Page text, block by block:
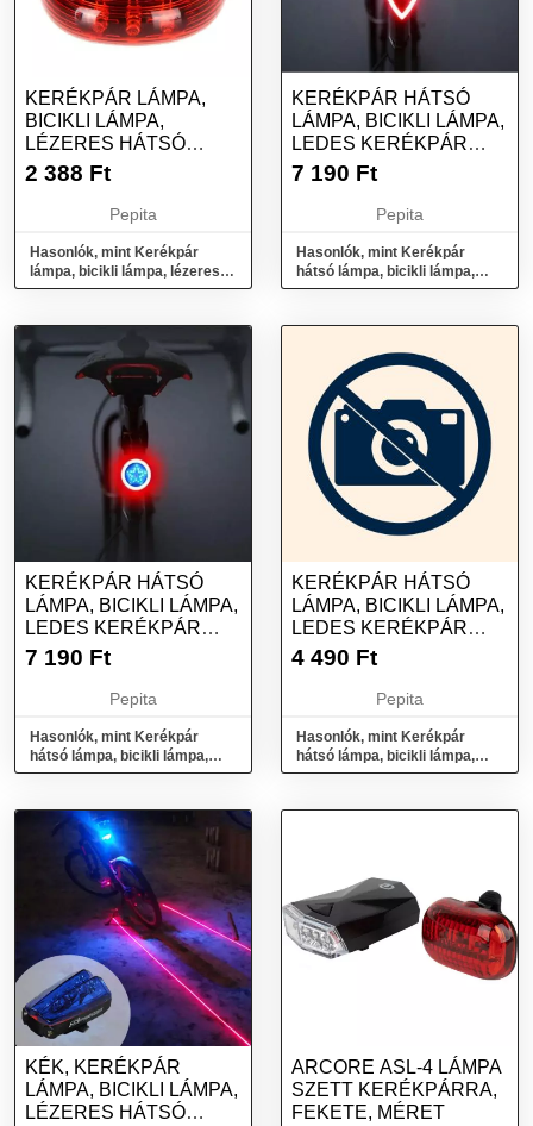
KERÉKPÁR LÁMPA,
BICIKLI LÁMPA,
LÉZERES HÁTSÓ
LÁMPA
2 388 Ft
Pepita
Hasonlók, mint Kerékpár
lámpa, bicikli lámpa, lézeres
hátsó lámpa
KERÉKPÁR HÁTSÓ
LÁMPA, BICIKLI LÁMPA,
LEDES KERÉKPÁR
LÁMPA - SZÍV
7 190 Ft
Pepita
Hasonlók, mint Kerékpár
hátsó lámpa, bicikli lámpa,
ledes kerékpár lámpa - Szív
KERÉKPÁR HÁTSÓ
LÁMPA, BICIKLI LÁMPA,
LEDES KERÉKPÁR
LÁMPA - CSILLAG
7 190 Ft
Pepita
Hasonlók, mint Kerékpár
hátsó lámpa, bicikli lámpa,
ledes kerékpár lámpa - Csillag
KERÉKPÁR HÁTSÓ
LÁMPA, BICIKLI LÁMPA,
LEDES KERÉKPÁR
LÁMPA - KÖR
4 490 Ft
Pepita
Hasonlók, mint Kerékpár
hátsó lámpa, bicikli lámpa,
ledes kerékpár lámpa - Kör
KÉK, KERÉKPÁR
LÁMPA, BICIKLI LÁMPA,
LÉZERES HÁTSÓ
ARCORE ASL-4 LÁMPA
SZETT KERÉKPÁRRA,
FEKETE, MÉRET